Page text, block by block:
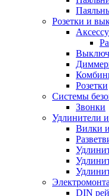
Розетки и
Розетки
Системы
Звонки
Удлинители и
Вилки
DIN